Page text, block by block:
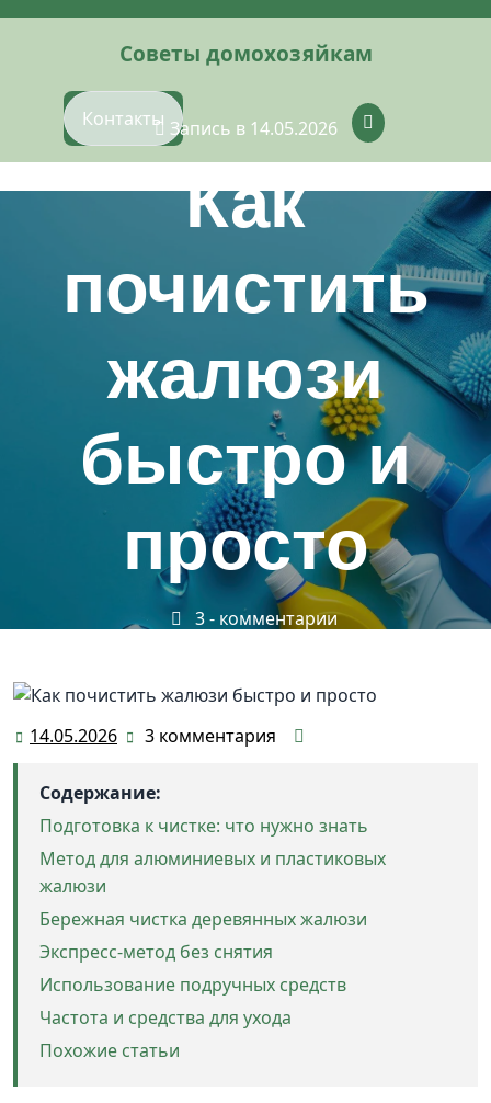
Перейти
Советы домохозяйкам
Контакты Запись в 14.05.2026
Как
почистить
жалюзи
быстро и
просто
3 - комментарии
14.05.2026 14.05.2026
3 комментария
Содержание:
Подготовка к чистке: что нужно знать
Метод для алюминиевых и пластиковых
жалюзи
Бережная чистка деревянных жалюзи
Экспресс-метод без снятия
Использование подручных средств
Частота и средства для ухода
Похожие статьи